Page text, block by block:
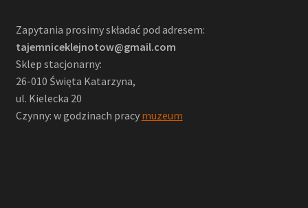
Zapytania prosimy składać pod adresem:
tajemniceklejnotow@gmail.com
Sklep stacjonarny:
26-010 Święta Katarzyna,
ul. Kielecka 20
Czynny: w godzinach pracy muzeum